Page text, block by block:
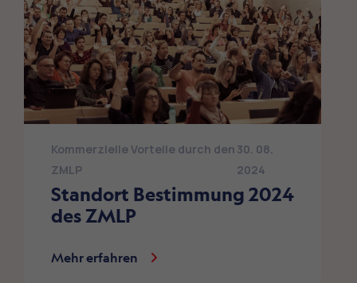
Kommerzielle Vorteile durch den
ZMLP
30. 08.
2024
Standort Bestimmung 2024
des ZMLP
Mehr erfahren